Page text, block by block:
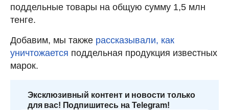
поддельные товары на общую сумму 1,5 млн
тенге.
Добавим, мы также рассказывали, как
уничтожается поддельная продукция известных
марок.
Эксклюзивный контент и новости только
для вас! Подпишитесь на Telegram!